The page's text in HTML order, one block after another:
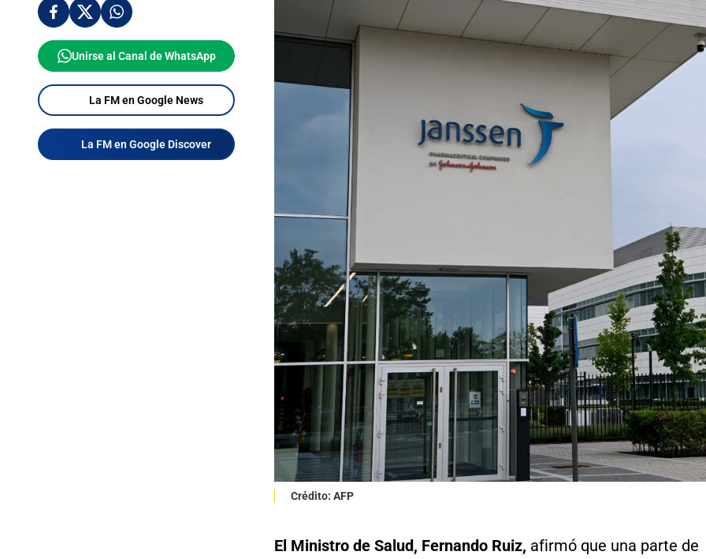
Unirse al Canal de WhatsApp
La FM en Google News
La FM en Google Discover
Crédito: AFP
El Ministro de Salud, Fernando Ruiz, afirmó que una parte de